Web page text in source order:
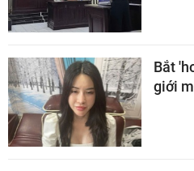
Bắt
giới